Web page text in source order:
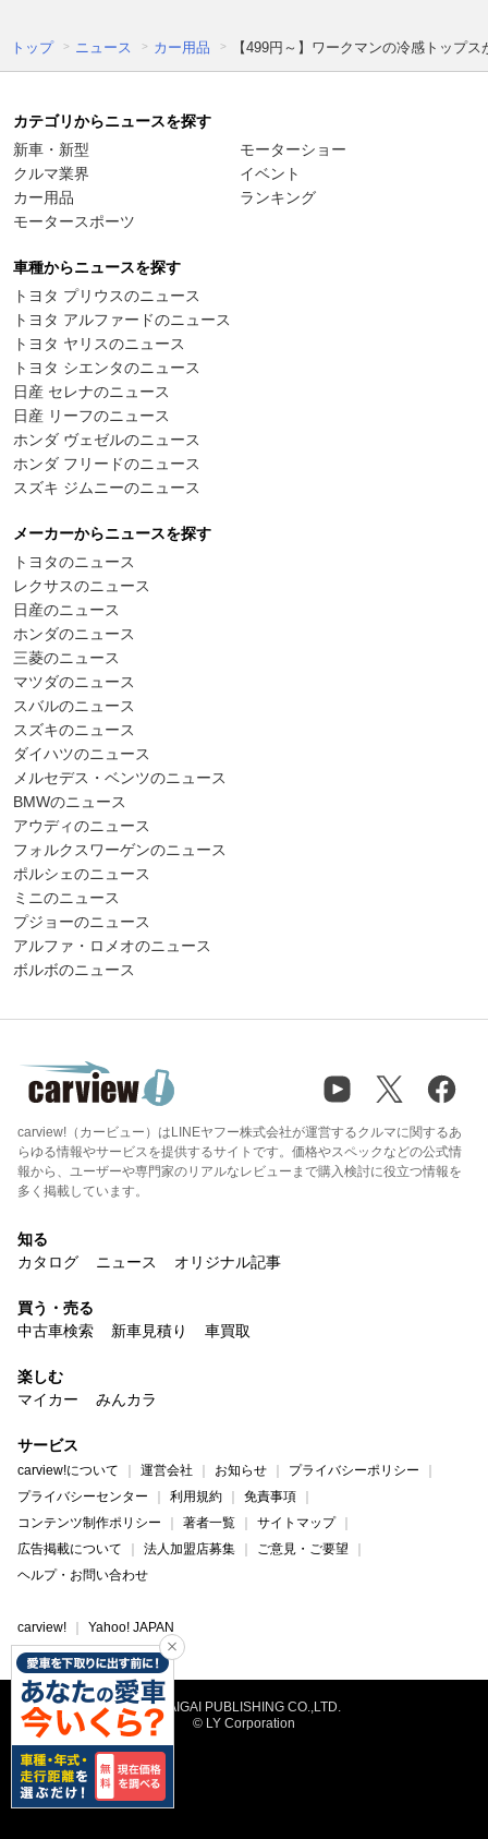
トップ ニュース カー用品 【499円～】ワークマンの冷感トップ
カテゴリからニュースを探す
新車・新型
クルマ業界
カー用品
モータースポーツ
モーターショー
イベント
ランキング
車種からニュースを探す
トヨタ プリウスのニュース
トヨタ アルファードのニュース
トヨタ ヤリスのニュース
トヨタ シエンタのニュース
日産 セレナのニュース
日産 リーフのニュース
ホンダ ヴェゼルのニュース
ホンダ フリードのニュース
スズキ ジムニーのニュース
メーカーからニュースを探す
トヨタのニュース
レクサスのニュース
日産のニュース
ホンダのニュース
三菱のニュース
マツダのニュース
スバルのニュース
スズキのニュース
ダイハツのニュース
メルセデス・ベンツのニュース
BMWのニュース
アウディのニュース
フォルクスワーゲンのニュース
ポルシェのニュース
ミニのニュース
プジョーのニュース
アルファ・ロメオのニュース
ボルボのニュース
carview!（カービュー）はLINEヤフー株式会社が運営するクルマに関するあ
らゆる情報やサービスを提供するサイトです。価格やスペックなどの公式情
報から、ユーザーや専門家のリアルなレビューまで購入検討に役立つ情報を
多く掲載しています。
知る
カタログ
ニュース オリジナル記事
買う・売る
中古車検索
新車見積り 車買取
楽しむ
マイカー
みんカラ
サービス
carview!について 運営会社 お知らせ
プライバシーポリシー
プライバシーセンター
利用規約
免責事項
コンテンツ制作ポリシー
著者一覧
サイトマップ
広告掲載について
法人加盟店募集
ご意見・ご要望
ヘルプ・お問い合わせ
carview! Yahoo! JAPAN
©NAIGAI PUBLISHING CO.,LTD.
© LY Corporation